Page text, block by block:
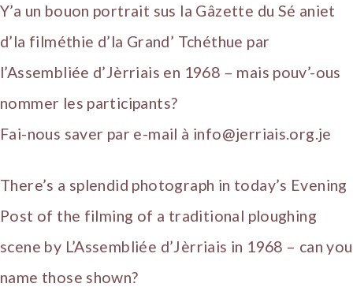
Y’a un bouon portrait sus la Gâzette du Sé aniet
d’la filméthie d’la Grand’ Tchéthue par
l’Assembliée d’Jèrriais en 1968 – mais pouv’-ous
nommer les participants?
Fai-nous saver par e-mail à info@jerriais.org.je
There’s a splendid photograph in today’s Evening
Post of the filming of a traditional ploughing
scene by L’Assembliée d’Jèrriais in 1968 – can you
name those shown?